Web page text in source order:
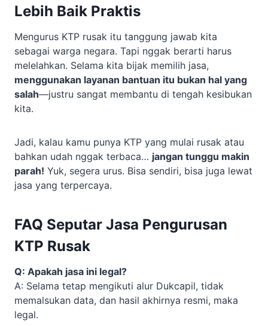
Lebih Baik Praktis
Mengurus KTP rusak itu tanggung jawab kita
sebagai warga negara. Tapi nggak berarti harus
melelahkan. Selama kita bijak memilih jasa,
menggunakan layanan bantuan itu bukan hal yang
salah—justru sangat membantu di tengah kesibukan
kita.
Jadi, kalau kamu punya KTP yang mulai rusak atau
bahkan udah nggak terbaca… jangan tunggu makin
parah! Yuk, segera urus. Bisa sendiri, bisa juga lewat
jasa yang terpercaya.
FAQ Seputar Jasa Pengurusan
KTP Rusak
Q: Apakah jasa ini legal?
A: Selama tetap mengikuti alur Dukcapil, tidak
memalsukan data, dan hasil akhirnya resmi, maka
legal.